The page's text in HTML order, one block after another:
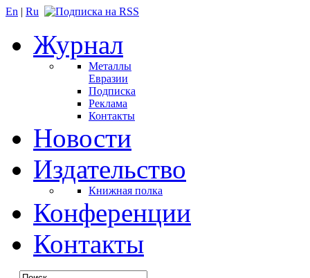
En | Ru
Журнал
Металлы
Евразии
Подписка
Реклама
Контакты
Новости
Издательство
Книжная полка
Конференции
Контакты